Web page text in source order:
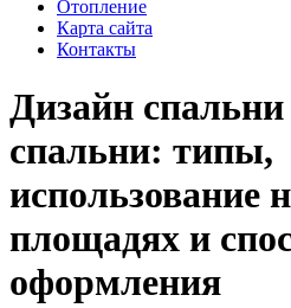
Отопление
Карта сайта
Контакты
Дизайн
спальни: типы,
использование
площадях и
оформления